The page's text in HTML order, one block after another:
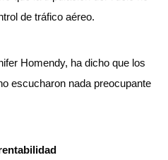
de tráfico aéreo.
Homendy, ha dicho que los
escucharon nada preocupante